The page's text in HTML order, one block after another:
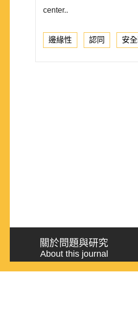
center..
邊緣性 認同 安
關於問題與研究
About this journal